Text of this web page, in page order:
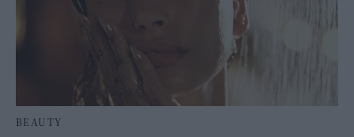
BEAUTY